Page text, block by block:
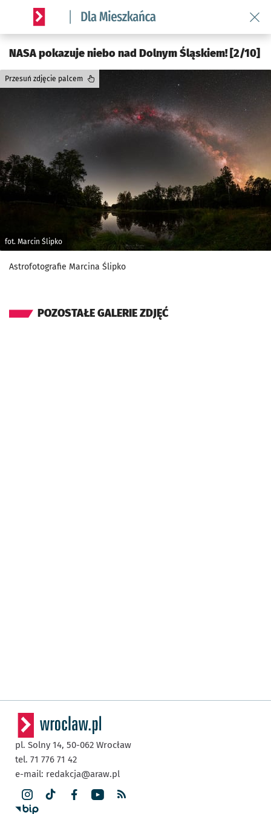
Serwis informacyjny wroclaw.pl podserwis: Dla mieszkańca
NASA pokazuje niebo nad Dolnym Śląskiem! [2/10]
fot. Marcin Ślipko
Przesuń zdjęcie palcem
Astrofotografie Marcina Ślipko
POZOSTAŁE GALERIE ZDJĘĆ
pl. Solny 14, 50-062 Wrocław
tel. 71 776 71 42
e-mail: redakcja@araw.pl